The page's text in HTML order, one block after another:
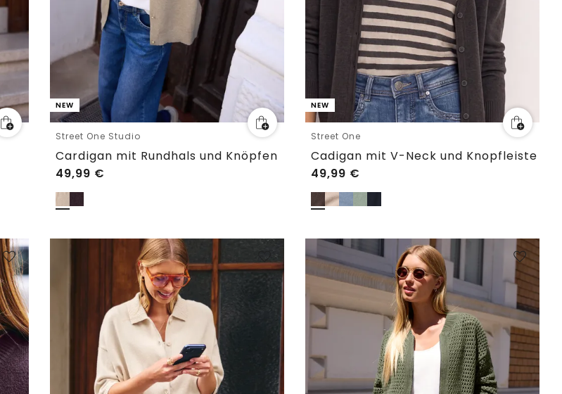
NEW
Street One Studio
Cardigan mit Rundhals und Knöpfen
49,99 €
NEW
Street One
Cadigan mit V-Neck und Knopfleiste
49,99 €